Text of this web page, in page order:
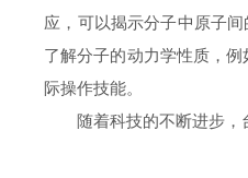
应，可以揭示分子中原子
了解分子的动力学性质，
际操作技能。
随着科技的不断进步，台